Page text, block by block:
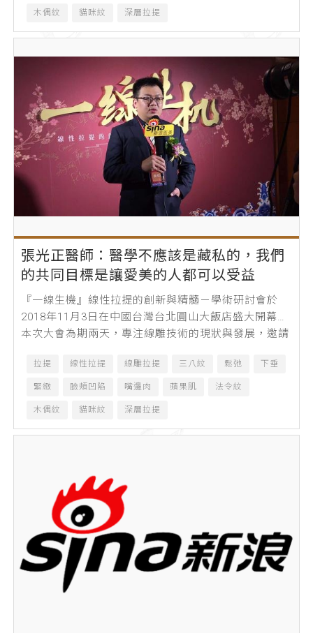
木偶紋 貓咪紋 深層拉提
張光正醫師：醫學不應該是藏私的，我們
的共同目標是讓愛美的人都可以受益
『一線生機』線性拉提的創新與精髓－學術研討會於
2018年11月3日在中國台灣台北圓山大飯店盛大開幕。
本次大會為期兩天，專注線雕技術的現狀與發展，邀請
拉提 線性拉提 線雕拉提 三八紋 鬆弛 下垂
緊緻 臉頰凹陷 嘴邊肉 蘋果肌 法令紋
木偶紋 貓咪紋 深層拉提